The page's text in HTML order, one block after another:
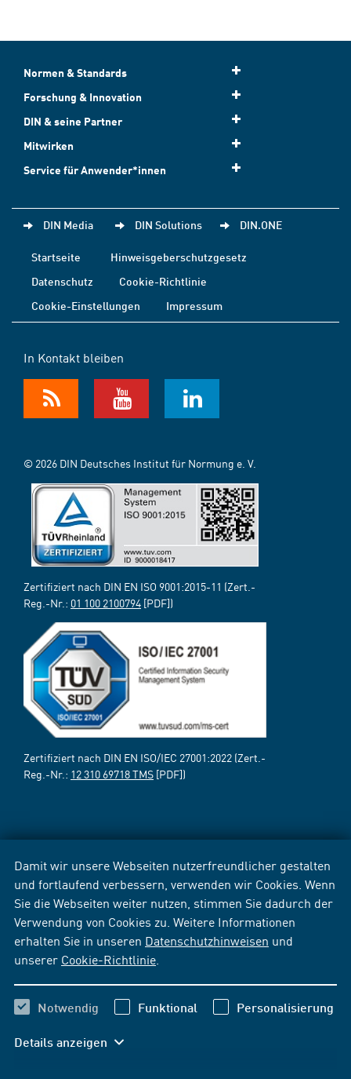
Damit wir unsere Webseiten nutzerfreundlicher gestalten
und fortlaufend verbessern, verwenden wir Cookies. Wenn
Sie die Webseiten weiter nutzen, stimmen Sie dadurch der
Verwendung von Cookies zu. Weitere Informationen
erhalten Sie in unseren Datenschutzhinweisen und
unserer Cookie-Richtlinie
Notwendig Funktional Personalisierung
Details anzeigen
Normen & Standards
Forschung & Innovation
DIN & seine Partner
Mitwirken
Service für Anwender*innen
DIN Media DIN Solutions DIN.ONE
Startseite
Hinweisgeberschutzgesetz
Datenschutz
Cookie-Richtlinie
Cookie-Einstellungen
Impressum
In Kontakt bleiben
© 2026 DIN Deutsches Institut für Normung e. V.
Zertifiziert nach DIN EN ISO 9001:2015-11 (Zert.-
Reg.-Nr.: 01 100 2100794 [PDF])
Zertifiziert nach DIN EN ISO/IEC 27001:2022 (Zert.-
Reg.-Nr.: 12 310 69718 TMS [PDF])